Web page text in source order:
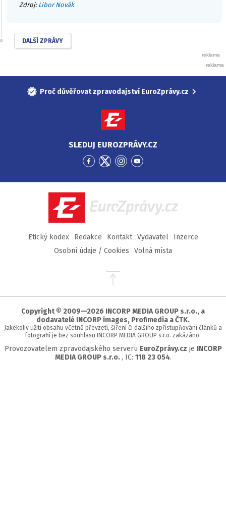
Zdroj: Libor Novák
DALŠÍ ZPRÁVY
Proč důvěřovat zpravodajství EuroZprávy.cz
SLEDUJ EUROZPRÁVY.CZ
Přejít
Facebook
Přejít
Twitter
Přejít
Instagram
Přejít
YouTube
EuroZprávy.cz
Etický kodex Redakce Kontakt Vydavatel
Inzerce
Osobní údaje / Cookies
Volná místa
Přejít
stránky
Copyright © 2009—2026 INCORP MEDIA GROUP s.r.o., a
dodavatelé INCORP images, Profimedia a ČTK.
Jakékoliv užití obsahu včetně převzetí, šíření či dalšího zpřístupňování článků a
fotografií je bez souhlasu INCORP MEDIA GROUP s.r.o. zakázáno.
Provozovatelem zpravodajského serveru EuroZprávy.cz je INCORP
MEDIA GROUP s.r.o. , IC: 118 23 054.